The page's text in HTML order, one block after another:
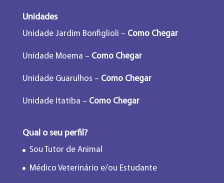
Unidades
Unidade Jardim Bonfiglioli – Como Chegar
Unidade Moema – Como Chegar
Unidade Guarulhos – Como Chegar
Unidade Itatiba – Como Chegar
Qual o seu perfil?
Sou Tutor de Animal
Médico Veterinário e/ou Estudante